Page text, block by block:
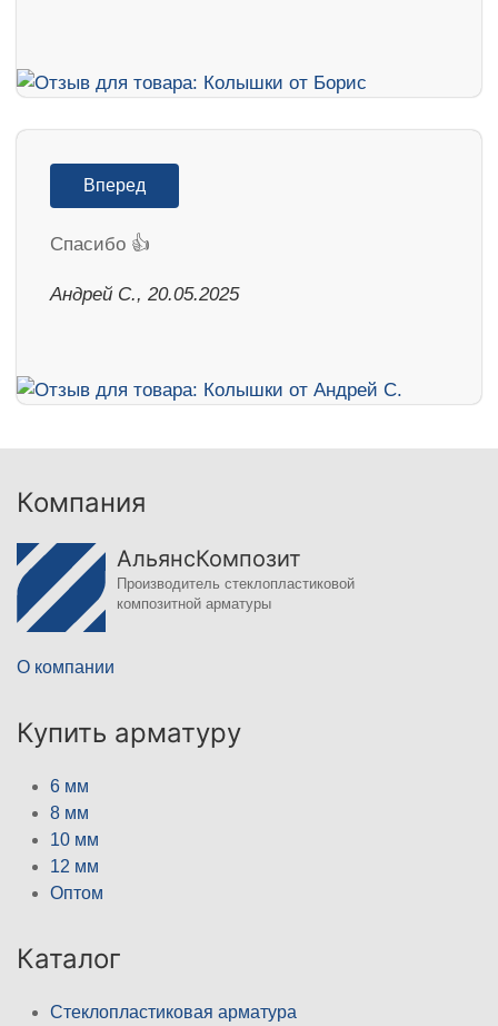
Вперед
Спасибо 👍
Андрей С., 20.05.2025
Компания
АльянсКомпозит
Производитель стеклопластиковой
композитной арматуры
О компании
Купить арматуру
6 мм
8 мм
10 мм
12 мм
Оптом
Каталог
Стеклопластиковая арматура